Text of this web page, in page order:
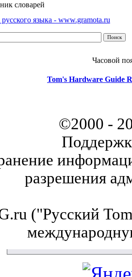
словарей
языка - www.gramota.ru
Часовой
Tom's Hardware Guide
©2000 -
разрешения
("Русский